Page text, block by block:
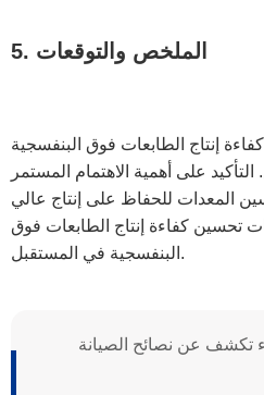
5. الملخص والتوقعات
إنتاج الطابعات فوق البنفسجية
على أهمية الاهتمام المستمر
المعدات للحفاظ على إنتاج عالي
تحسين كفاءة إنتاج الطابعات فوق
البنفسجية في المستقبل.
تكشف عن نصائح الصيانة